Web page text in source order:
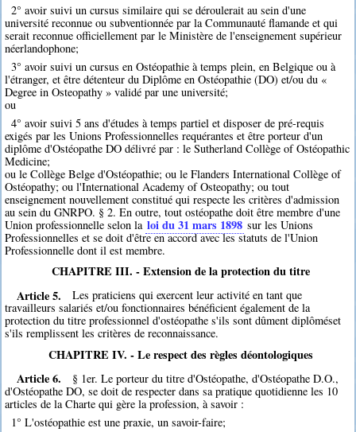
2° avoir suivi un cursus similaire qui se déroulerait au sein d'une
université reconnue ou subventionnée par la Communauté flamande et qui
serait reconnue officiellement par le Ministère de l'enseignement supérieur
néerlandophone;
3° avoir suivi un cursus en Ostéopathie à temps plein, en Belgique ou à
l'étranger, et être détenteur du Diplôme en Ostéopathie (DO) et/ou du «
Degree in Osteopathy » validé par une université;
ou
4° avoir suivi 5 ans d'études à temps partiel et disposer de pré-requis
exigés par les Unions Professionnelles requérantes et être porteur d'un
diplôme d'Ostéopathe DO délivré par : le Sutherland Collège of Ostéopathic
Medicine;
ou le Collège Belge d'Ostéopathie; ou le Flanders International Collège of
Ostéopathy; ou l'International Academy of Osteopathy; ou tout
enseignement nouvellement constitué qui respecte les critères d'admission
au sein du GNRPO. § 2. En outre, tout ostéopathe doit être membre d'une
Union professionnelle selon la loi du 31 mars 1898 sur les Unions
Professionnelles et se doit d'être en accord avec les statuts de l'Union
Professionnelle dont il est membre.
CHAPITRE III. - Extension de la protection du titre
Article 5.
Les praticiens qui exercent leur activité en tant que
travailleurs salariés et/ou fonctionnaires bénéficient également de la
protection du titre professionnel d'ostéopathe s'ils sont dûment diplôméset
s'ils remplissent les critères de reconnaissance.
CHAPITRE IV. - Le respect des règles déontologiques
Article 6.
§ 1er. Le porteur du titre d'Ostéopathe, d'Ostéopathe D.O.,
d'Ostéopathe DO, se doit de respecter dans sa pratique quotidienne les 10
articles de la Charte qui gère la profession, à savoir :
1° L'ostéopathie est une praxie, un savoir-faire;